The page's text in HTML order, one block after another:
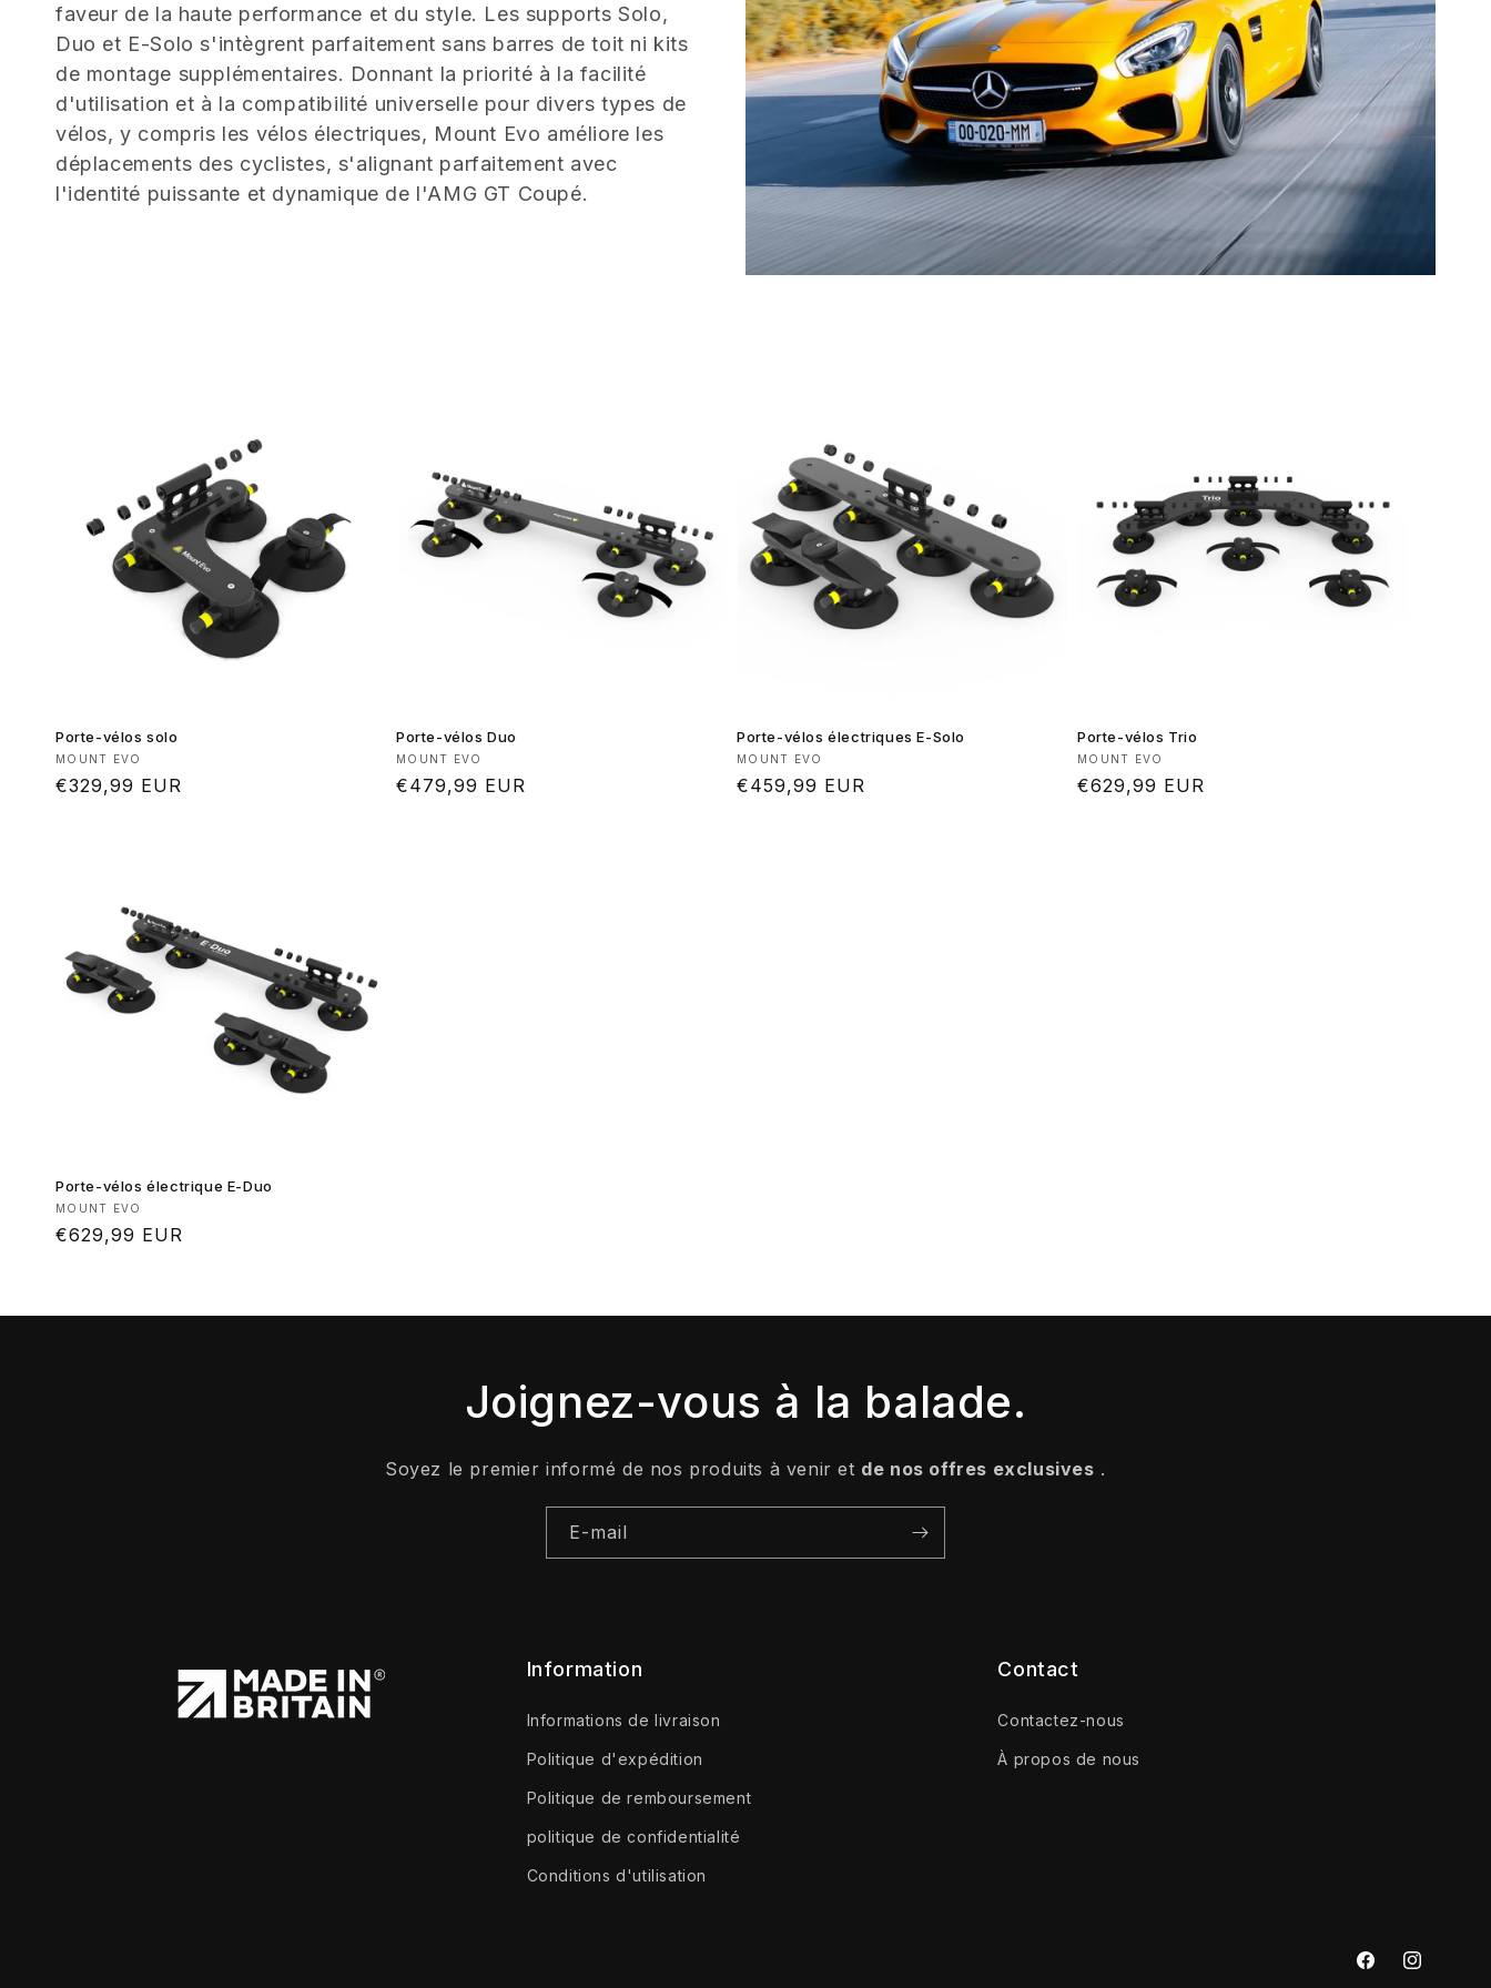
e
c
t
faveur de la haute performance et du style. Les supports Solo,
Duo et E-Solo s'intègrent parfaitement sans barres de toit ni kits
de montage supplémentaires. Donnant la priorité à la facilité
d'utilisation et à la compatibilité universelle pour divers types de
vélos, y compris les vélos électriques, Mount Evo améliore les
déplacements des cyclistes, s'alignant parfaitement avec
l'identité puissante et dynamique de l'AMG GT Coupé.
Porte-vélos solo
Fournisseur :
MOUNT EVO
Prix
€329,99 EUR
Porte-vélos Duo
Fournisseur :
MOUNT EVO
Prix
€479,99 EUR
Porte-vélos électriques E-Solo
Fournisseur :
MOUNT EVO
Prix
€459,99 EUR
Porte-vélos Trio
Fournisseur :
MOUNT EVO
Prix
€629,99 EUR
Porte-vélos électrique E-Duo
Fournisseur :
MOUNT EVO
Prix
€629,99 EUR
Joignez-vous à la balade.
Soyez le premier informé de nos produits à venir et de nos offres exclusives .
E-mail
Information
Informations de livraison
Politique d'expédition
Politique de remboursement
politique de confidentialité
Conditions d'utilisation
Contact
Contactez-nous
À propos de nous
FacebookInstagram